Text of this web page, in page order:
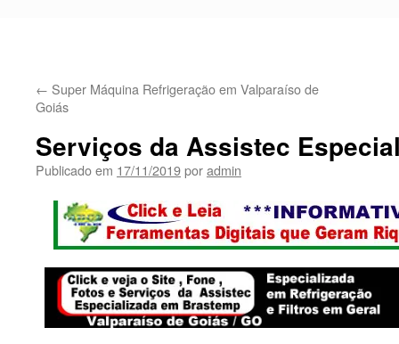
← Super Máquina Refrigeração em Valparaíso de
Goiás
Serviços da Assistec
Publicado em 17/11/2019poradmin